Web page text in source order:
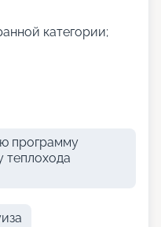
категории;
программу
теплохода